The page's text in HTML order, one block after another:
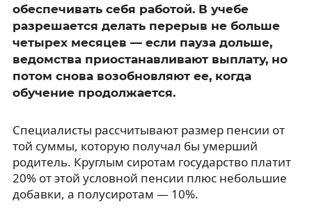
обеспечивать себя работой. В учебе
разрешается делать перерыв не больше
четырех месяцев — если пауза дольше,
ведомства приостанавливают выплату, но
потом снова возобновляют ее, когда
обучение продолжается.
Специалисты рассчитывают размер пенсии от
той суммы, которую получал бы умерший
родитель. Круглым сиротам государство платит
20% от этой условной пенсии плюс небольшие
добавки, а полусиротам — 10%.